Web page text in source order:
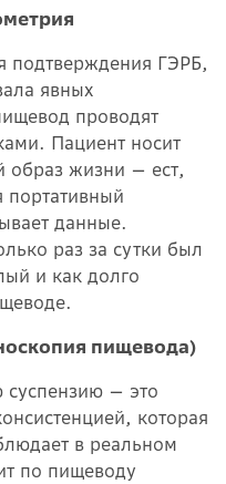
подтверждения ГЭРБ,
явных
проводят
Пациент носит
образ жизни — ест,
портативный
данные.
раз за сутки был
и как долго
пищевода)
суспензию — это
которая
в реальном
по пищеводу